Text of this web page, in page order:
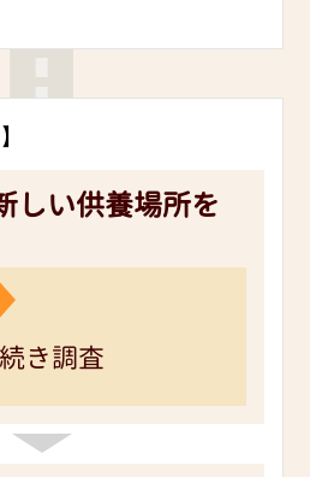
しい供養場所を
き調査